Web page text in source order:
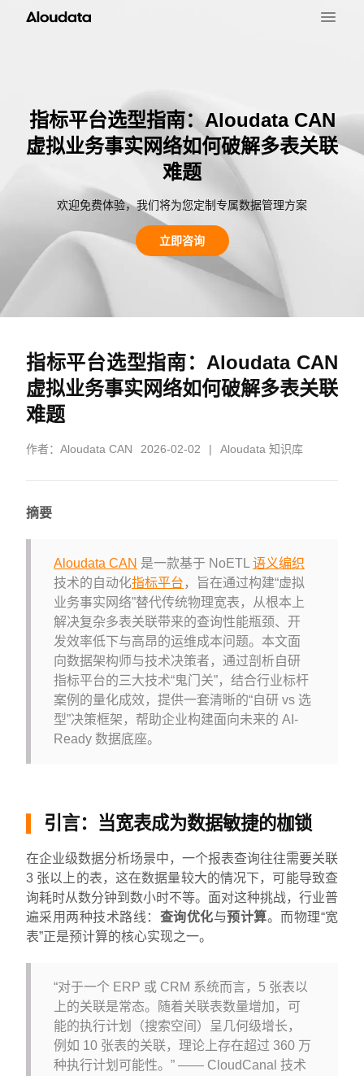
指标平台选型指南：Aloudata CAN
虚拟业务事实网络如何破解多表关联
难题
欢迎免费体验，我们将为您定制专属数据管理方案
立即咨询
指标平台选型指南：Aloudata CAN
虚拟业务事实网络如何破解多表关联
难题
作者： Aloudata CAN 2026-02-02 | Aloudata 知识库
摘要
Aloudata CAN 是一款基于 NoETL 语义编织
技术的自动化指标平台 ，旨在通过构建“虚拟
业务事实网络”替代传统物理宽表，从根本上
解决复杂多表关联带来的查询性能瓶颈、开
发效率低下与高昂的运维成本问题。本文面
向数据架构师与技术决策者，通过剖析自研
指标平台的三大技术“鬼门关”，结合行业标杆
案例的量化成效，提供一套清晰的“自研 vs 选
型”决策框架，帮助企业构建面向未来的 AI-
Ready 数据底座。
引言：当宽表成为数据敏捷的枷锁
在企业级数据分析场景中，一个报表查询往往需要关联
3 张以上的表，这在数据量较大的情况下，可能导致查
询耗时从数分钟到数小时不等。面对这种挑战，行业普
遍采用两种技术路线： 查询优化与预计算。而物理“宽
表”正是预计算的核心实现之一。
“对于一个 ERP 或 CRM 系统而言，5 张表以
上的关联是常态。随着关联表数量增加，可
能的执行计划（搜索空间）呈几何级增长，
例如 10 张表的关联，理论上存在超过 360 万
种执行计划可能性。” —— CloudCanal 技术